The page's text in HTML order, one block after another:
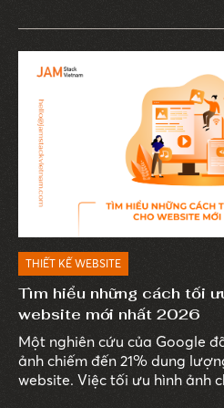
này thúc đẩy sự phát triển
điện tử, đồng thời đặt ra yêu
doanh nghiệp về việc sở hữu
THIẾT KẾ WEBSITE
Tìm hiểu những cách tối
website mới nhất 2026
Một nghiên cứu của Google
ảnh chiếm đến 21% dung
website. Việc tối ưu hình ảnh